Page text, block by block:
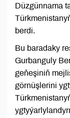
Düzgünnama
berdi.
Bu baradaky
Gurbanguly
geňeşiniň
görnüşlerini